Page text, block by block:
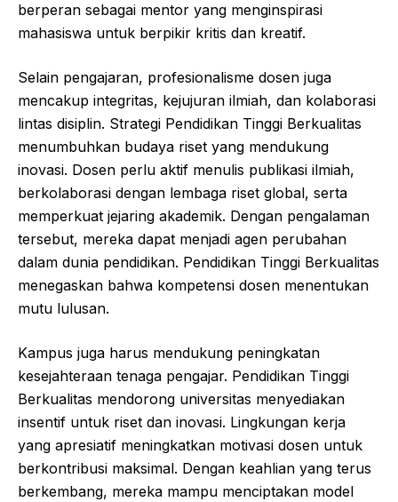
berperan sebagai mentor yang menginspirasi
mahasiswa untuk berpikir kritis dan kreatif.
Selain pengajaran, profesionalisme dosen juga
mencakup integritas, kejujuran ilmiah, dan kolaborasi
lintas disiplin. Strategi Pendidikan Tinggi Berkualitas
menumbuhkan budaya riset yang mendukung
inovasi. Dosen perlu aktif menulis publikasi ilmiah,
berkolaborasi dengan lembaga riset global, serta
memperkuat jejaring akademik. Dengan pengalaman
tersebut, mereka dapat menjadi agen perubahan
dalam dunia pendidikan. Pendidikan Tinggi Berkualitas
menegaskan bahwa kompetensi dosen menentukan
mutu lulusan.
Kampus juga harus mendukung peningkatan
kesejahteraan tenaga pengajar. Pendidikan Tinggi
Berkualitas mendorong universitas menyediakan
insentif untuk riset dan inovasi. Lingkungan kerja
yang apresiatif meningkatkan motivasi dosen untuk
berkontribusi maksimal. Dengan keahlian yang terus
berkembang, mereka mampu menciptakan model